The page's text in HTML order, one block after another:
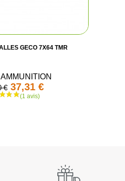
GECO 7X64 TMR
€ 37,31 €